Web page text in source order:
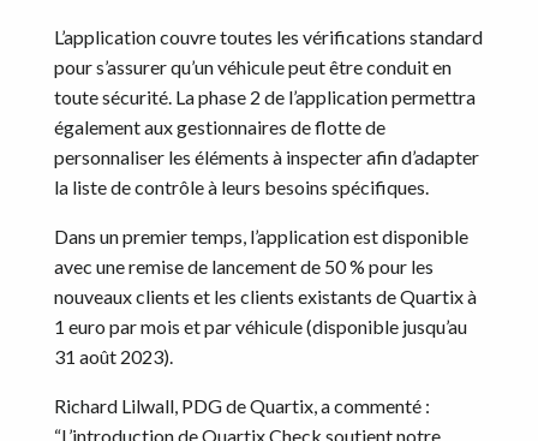
L’application couvre toutes les vérifications standard
pour s’assurer qu’un véhicule peut être conduit en
toute sécurité. La phase 2 de l’application permettra
également aux gestionnaires de flotte de
personnaliser les éléments à inspecter afin d’adapter
la liste de contrôle à leurs besoins spécifiques.
Dans un premier temps, l’application est disponible
avec une remise de lancement de 50 % pour les
nouveaux clients et les clients existants de Quartix à
1 euro par mois et par véhicule (disponible jusqu’au
31 août 2023).
Richard Lilwall, PDG de Quartix, a commenté :
“L’introduction de Quartix Check soutient notre